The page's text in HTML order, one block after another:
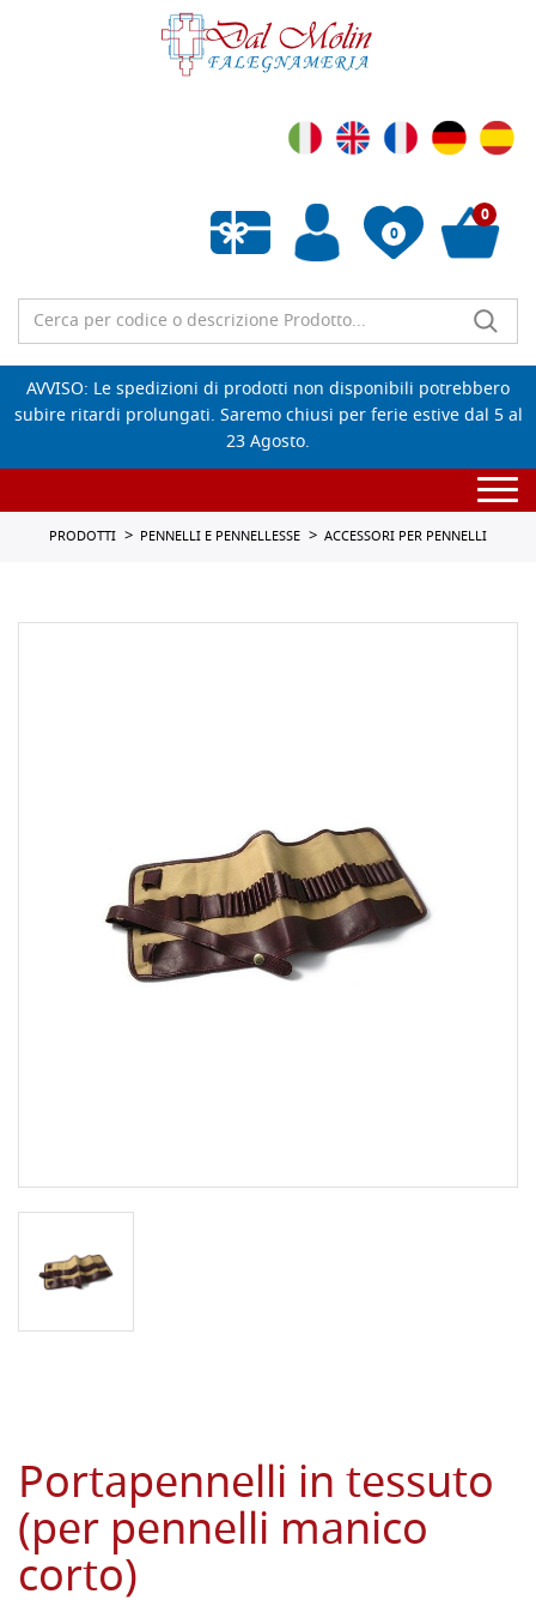
0
Wishlist vuota
0
AVVISO: Le spedizioni di prodotti non disponibili potrebbero
subire ritardi prolungati. Saremo chiusi per ferie estive dal 5 al
23 Agosto.
PRODOTTI PENNELLI E PENNELLESSE ACCESSORI PER PENNELLI
Portapennelli in tessuto
(per pennelli manico
corto)